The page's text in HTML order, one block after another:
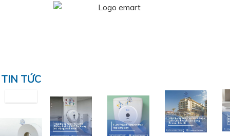
TIN TỨC